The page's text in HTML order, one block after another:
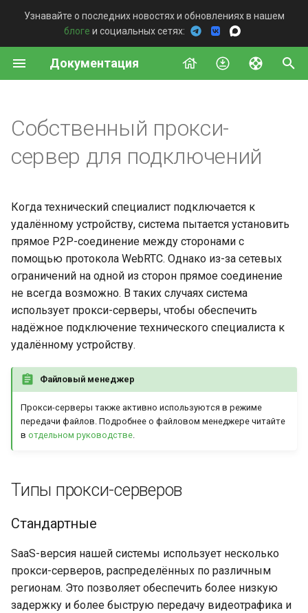
Узнавайте о последних новостях и обновлениях в нашем
блоге и социальных сетях:
Документация
И
н
ц
з
ц
я
п
о
Интеграции
Агент
Развертывание
Введение
Постоянный доступ
Шлюз
Аккаунт
История подключений
Передача файлов
Аналитика
Безопасность
Агент MacOS
Linux
Дашборд v2
Доступные методы Быстрая поддержка
История подключений
Стeк Self-Hosted сервера
Системные требования
Установка
Обслуживание
Расширенные настройки
Proxy
Настройка TLS
шифрования
Настройка
пользовательского
Дополнительные
инструменты
Собственный прокси-
сервер для подключений
Когда технический специалист подключается к
удалённому устройству, система пытается установить
прямое P2P-соединение между сторонами с
помощью протокола WebRTC. Однако из-за сетевых
ограничений на одной из сторон прямое соединение
не всегда возможно. В таких случаях система
использует прокси-серверы, чтобы обеспечить
надёжное подключение технического специалиста к
удалённому устройству.
Файловый менеджер
Прокси-серверы также активно используются в режиме
передачи файлов. Подробнее о файловом менеджере читайте
в отдельном руководстве
Типы прокси-серверов
Стандартные
SaaS-версия нашей системы использует несколько
прокси-серверов, распределённых по различным
регионам. Это позволяет обеспечить более низкую
задержку и более быструю передачу видеотрафика и